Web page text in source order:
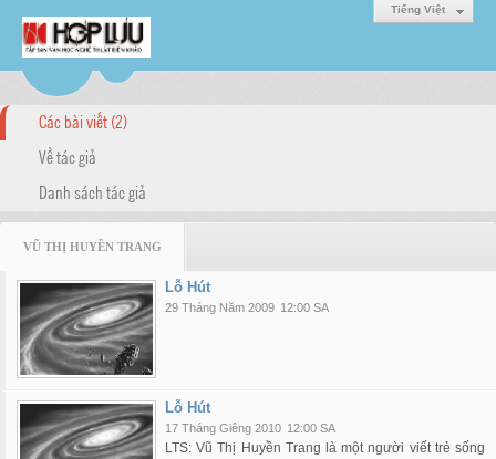
Tiếng Việt
Các bài viết (2)
Về tác giả
Danh sách tác giả
VŨ THỊ HUYỀN TRANG
Lỗ Hút
29 Tháng Năm 2009 12:00 SA
Lỗ Hút
17 Tháng Giêng 2010 12:00 SA
LTS: Vũ Thị Huyền Trang là một người viết trẻ sống